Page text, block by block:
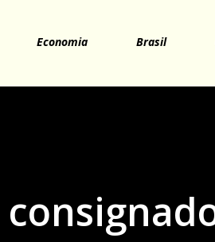
Economia Brasil